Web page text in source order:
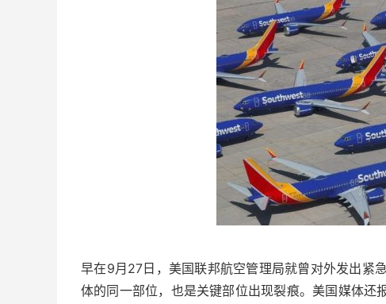
早在9月27日，美国联邦航空管理局就曾对外发出紧
体的同一部位，也是关键部位出现裂痕。美国媒体